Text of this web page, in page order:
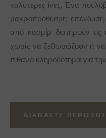
καλύτερες ίνες. Ένα
μακροπρόθεσμη
από κασμίρ διατηρούν τις
χωρίς να ξεθωριάζουν ή να
πιθανό κληροδότημα για
ΔΙΑΒΆΣΤΕ